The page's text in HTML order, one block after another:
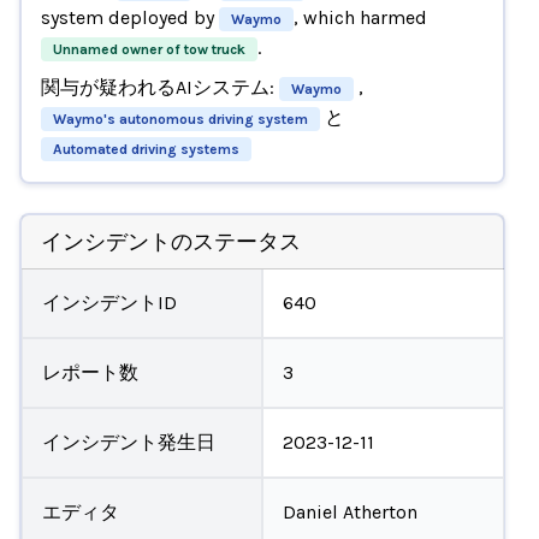
system deployed by
Waymo , which harmed
Unnamed owner of tow truck
.
関与が疑われるAIシステム:
Waymo ,
Waymo's autonomous driving system と
Automated driving systems
インシデントのステータス
インシデントID 640
レポート数 3
インシデント発生日 2023-12-11
エディタ Daniel Atherton